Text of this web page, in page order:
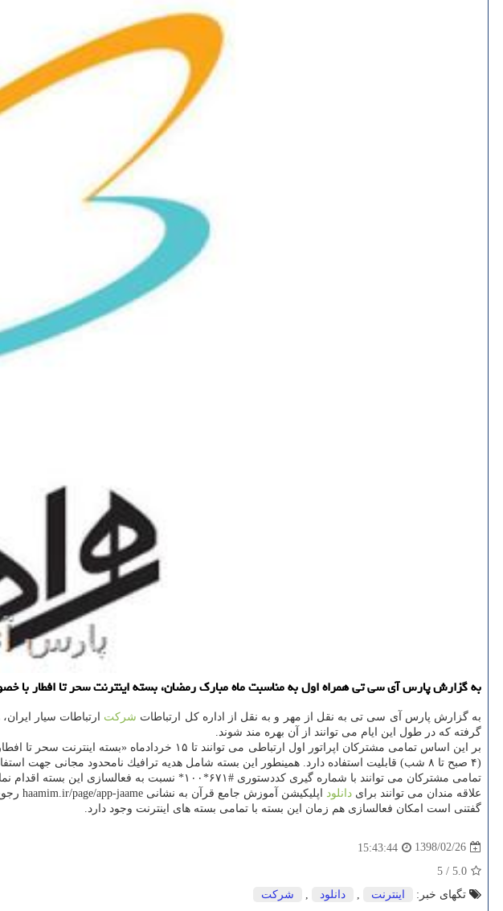
به گزارش پارس آی سی تی همراه اول به مناسبت ماه مبارك رمضان، بسته اینترنت سحر تا افطار
به گزارش پارس آی سی تی به نقل از مهر و به نقل از اداره كل ارتباطات شركت ارتباطات سیار
گرفته كه در طول این ایام می توانند از آن بهره مند شوند.
(۴ صبح تا ۸ شب) قابلیت استفاده دارد. همینطور این بسته شامل هدیه ترافیك نامحدود مجانی جهت استفاده از اپلیكیشن آموزش جامع قرآن است.
تمامی مشتركان می توانند با شماره گیری كددستوری #۶۷۱*۱۰۰* نسبت به فعالسازی این بسته اقدام نمایند و با شماره گیری #۱۰*۱۰۰* از وضعیت بسته خود آگاه شوند.
علاقه مندان می توانند برای دانلود اپلیكیشن آموزش جامع قرآن به نشانی haamim.ir/page/app-jaame رجوع كنند.
گفتنی است امكان فعالسازی هم زمان این بسته با تمامی بسته های اینترنت وجود دارد.
1398/02/26
15:43:44
5.0
/
5
تگهای خبر:
اینترنت دانلود شركت